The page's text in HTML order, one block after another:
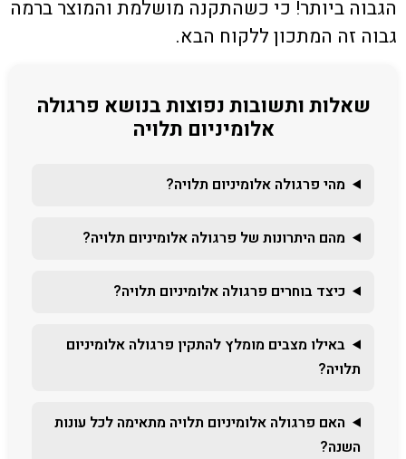
הגבוה ביותר! כי כשהתקנה מושלמת והמוצר ברמה
גבוה זה המתכון ללקוח הבא.
שאלות ותשובות נפוצות בנושא פרגולה
אלומיניום תלויה
מהי פרגולה אלומיניום תלויה?
מהם היתרונות של פרגולה אלומיניום תלויה?
כיצד בוחרים פרגולה אלומיניום תלויה?
באילו מצבים מומלץ להתקין פרגולה אלומיניום
תלויה?
האם פרגולה אלומיניום תלויה מתאימה לכל עונות
השנה?